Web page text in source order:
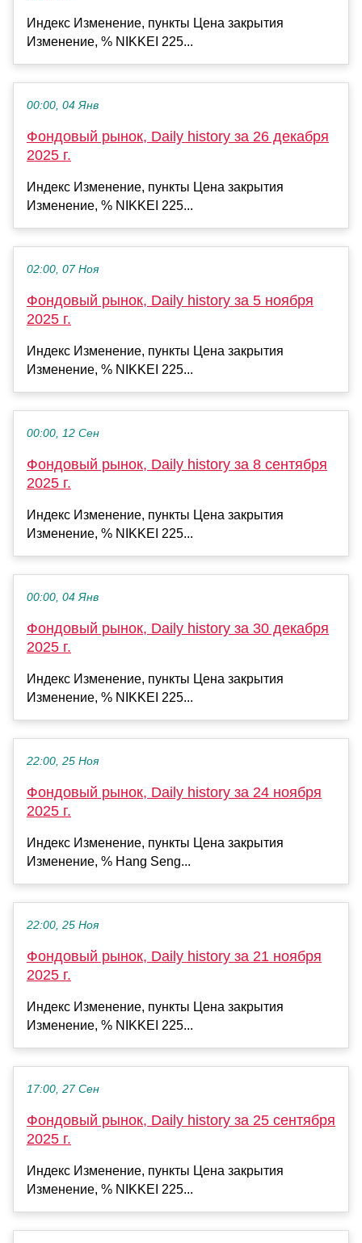
Индекс Изменение, пункты Цена закрытия
Изменение, % NIKKEI 225...
00:00, 04 Янв
Фондовый рынок, Daily history за 26 декабря
2025 г.
Индекс Изменение, пункты Цена закрытия
Изменение, % NIKKEI 225...
02:00, 07 Ноя
Фондовый рынок, Daily history за 5 ноября
2025 г.
Индекс Изменение, пункты Цена закрытия
Изменение, % NIKKEI 225...
00:00, 12 Сен
Фондовый рынок, Daily history за 8 сентября
2025 г.
Индекс Изменение, пункты Цена закрытия
Изменение, % NIKKEI 225...
00:00, 04 Янв
Фондовый рынок, Daily history за 30 декабря
2025 г.
Индекс Изменение, пункты Цена закрытия
Изменение, % NIKKEI 225...
22:00, 25 Ноя
Фондовый рынок, Daily history за 24 ноября
2025 г.
Индекс Изменение, пункты Цена закрытия
Изменение, % Hang Seng...
22:00, 25 Ноя
Фондовый рынок, Daily history за 21 ноября
2025 г.
Индекс Изменение, пункты Цена закрытия
Изменение, % NIKKEI 225...
17:00, 27 Сен
Фондовый рынок, Daily history за 25 сентября
2025 г.
Индекс Изменение, пункты Цена закрытия
Изменение, % NIKKEI 225...